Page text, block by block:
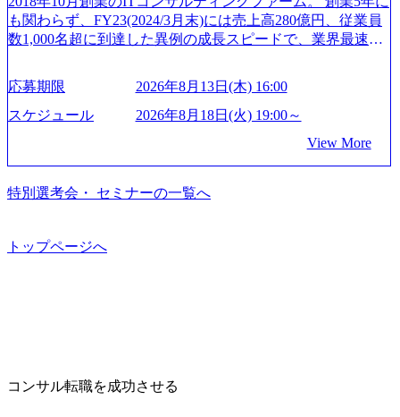
Xspear Consultingが、東京都港区の行政手続き100%デジタル
化を支援 (https://www.afpbb.com/articles/-/3520247) 【未経験
流工程、先端技術を学べる環境 【コンサルファーム経験
者】 ・専門領域に軸足を置きながら、他領域にもチャレン
ジできる環境 ・タイトルアップでのオファー ・現職ファー
ムより高いオファー年収 ・実力主義でプロモーションでき
る（ダブルスキップもあり） ・週に1度のアサインｍｔｇで
こまめに社員のキャリアについて検討してもらえる。結
果、なりたいキャリアを反映できるｐｊにアサインしても
るため、エンジニアの視点からも協業しクライアントへ価
keto_kajita/)） 多様なメンバー、多様なプロジェクトによる
日2時間15分まで、始業・終業時刻の繰り上げ・繰り下げが
可能 子の看護休暇： 子1人につき5日まで取得でき、1時間
単位で取得することも可能 家族看護休暇： 5日まで取得で
度など】 独身寮：富山事業所の近くに、白風寮と青風寮の2
つの寮があり、以下の入居基準を満たす方が入居可能で
す。 ＜入居基準＞ ・満33歳までの独身者 ・自宅から勤務地
までの通勤総時間が2時間を超えること 住宅手当： 本社の
なるため、入居基準を満たす女性には住宅手当を支給しま
による引っ越し費用は、会社が負担します。 2026年8月18日
※顔出しは不要です。ご質問頂く際のみ、顔出ししていた
意思不問・業界未経験歓迎！／ M&A承継機構のビジョンや
業務内容、実際の働き方について詳しくお伝えするオンラ
イン説明会を開催いたします。 M&A業界に興味があり、ま
業界の情報を集めたい 働くイメージを具体的に知りたい M
&A業界にご興味がある方、転職を少しでもお考えの方はも
ちろん、情報収集をしたい方でも歓迎です。お気軽にご参
加ください。 当日は、質疑応答のお時間もご用意しており
ます。 是非、説明会にてお話できることを楽しみにしてお
ります。 説明会後にアンケート回答をお願いいたします。
オンライン(Google meets)
も関わらず、FY23(2024/3月末)には売上高280億円、従業員
数1,000名超に到達した異例の成長スピードで、業界最速と
成⻑を遂げている。 現在コンサルティングファームでは外
資も含めて売上高TOP10にランクインしている。 主力事業
はITコンサルティング。幅広い業界の大企業を中心に、IT
支援している。 他方、インキュベーション事業を手掛けて
いるのも同社の特徴であり、 自社で新規事業開発も手掛け
つつ、複数社への出資～ハンズオン支援も行っている。 (参
ングファームや、Slerなどから優秀層が多数ジョイン。 http
ている。 <u>ワンプール制</u>を取っており、業界の枠に縛
応募期限
2026年8月13日(木) 16:00
スケジュール
2026年8月18日(火) 19:00～
View More
特別選考会・ セミナーの一覧へ
トップページへ
コンサル転職を成功させる